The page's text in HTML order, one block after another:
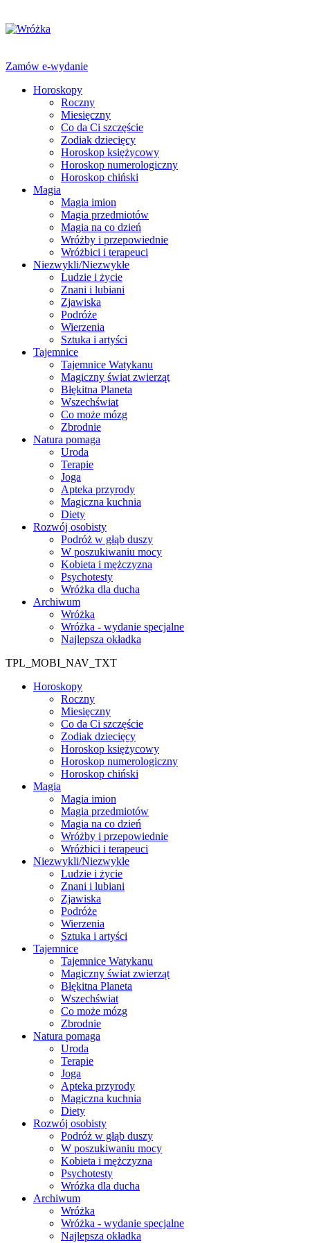
Zamów e-wydanie
Horoskopy
Roczny
Miesięczny
Co da Ci szczęście
Zodiak dziecięcy
Horoskop księżycowy
Horoskop numerologiczny
Horoskop chiński
Magia
Magia imion
Magia przedmiotów
Magia na co dzień
Wróżby i przepowiednie
Wróżbici i terapeuci
Niezwykli/Niezwykłe
Ludzie i życie
Znani i lubiani
Zjawiska
Podróże
Wierzenia
Sztuka i artyści
Tajemnice
Tajemnice Watykanu
Magiczny świat zwierząt
Błękitna Planeta
Wszechświat
Co może mózg
Zbrodnie
Natura pomaga
Uroda
Terapie
Joga
Apteka przyrody
Magiczna kuchnia
Diety
Rozwój osobisty
Podróż w głąb duszy
W poszukiwaniu mocy
Kobieta i mężczyzna
Psychotesty
Wróżka dla ducha
Archiwum
Wróżka
Wróżka - wydanie specjalne
Najlepsza okładka
TPL_MOBI_NAV_TXT
Horoskopy
Roczny
Miesięczny
Co da Ci szczęście
Zodiak dziecięcy
Horoskop księżycowy
Horoskop numerologiczny
Horoskop chiński
Magia
Magia imion
Magia przedmiotów
Magia na co dzień
Wróżby i przepowiednie
Wróżbici i terapeuci
Niezwykli/Niezwykłe
Ludzie i życie
Znani i lubiani
Zjawiska
Podróże
Wierzenia
Sztuka i artyści
Tajemnice
Tajemnice Watykanu
Magiczny świat zwierząt
Błękitna Planeta
Wszechświat
Co może mózg
Zbrodnie
Natura pomaga
Uroda
Terapie
Joga
Apteka przyrody
Magiczna kuchnia
Diety
Rozwój osobisty
Podróż w głąb duszy
W poszukiwaniu mocy
Kobieta i mężczyzna
Psychotesty
Wróżka dla ducha
Archiwum
Wróżka
Wróżka - wydanie specjalne
Najlepsza okładka